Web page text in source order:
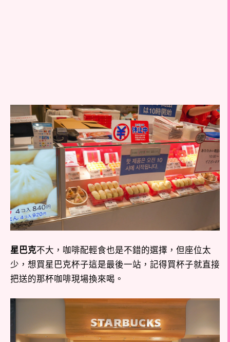
星巴克不大，咖啡配輕食也是不錯的選擇，但座位太
少，想買星巴克杯子這是最後一站，記得買杯子就直接
把送的那杯咖啡現場換來喝。